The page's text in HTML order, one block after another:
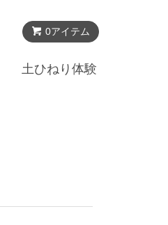
0アイテム
土ひねり体験